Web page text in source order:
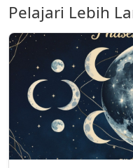
Pelajari Lebih